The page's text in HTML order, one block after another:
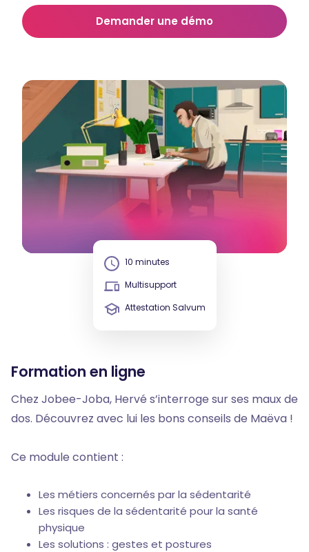
Demander une démo
10 minutes
Multisupport
Attestation Salvum
Formation en ligne
Chez Jobee-Joba, Hervé s’interroge sur ses maux de
dos. Découvrez avec lui les bons conseils de Maëva !
Ce module contient :
Les métiers concernés par la sédentarité
Les risques de la sédentarité pour la santé
physique
Les solutions : gestes et postures